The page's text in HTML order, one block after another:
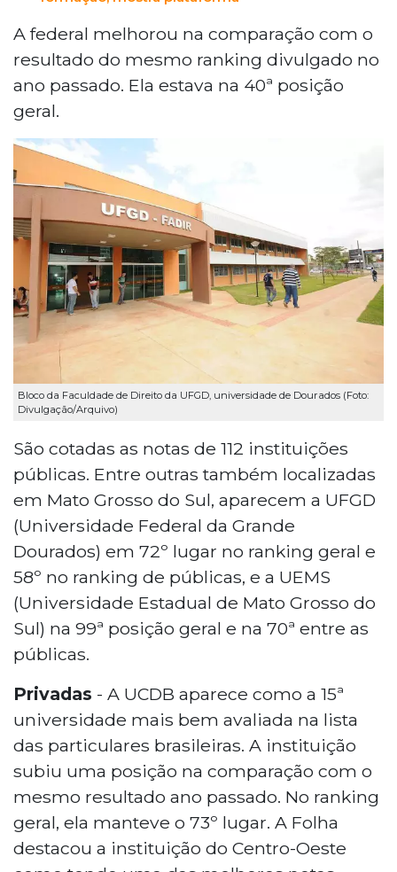
do ensino e mercado de trabalho.
A federal melhorou na comparação com o
resultado do mesmo ranking divulgado no
ano passado. Ela estava na 40ª posição
geral.
Bloco da Faculdade de Direito da UFGD, universidade de Dourados (Foto:
Divulgação/Arquivo)
São cotadas as notas de 112 instituições
públicas. Entre outras também localizadas
em Mato Grosso do Sul, aparecem a UFGD
(Universidade Federal da Grande
Dourados) em 72º lugar no ranking geral e
58º no ranking de públicas, e a UEMS
(Universidade Estadual de Mato Grosso do
Sul) na 99ª posição geral e na 70ª entre as
públicas.
Privadas - A UCDB aparece como a 15ª
universidade mais bem avaliada na lista
das particulares brasileiras. A instituição
subiu uma posição na comparação com o
mesmo resultado ano passado. No ranking
geral, ela manteve o 73º lugar. A Folha
destacou a instituição do Centro-Oeste